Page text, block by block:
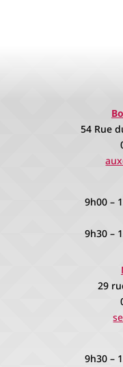
54 Rue
9h00 –
9h30 –
29
9h30 –